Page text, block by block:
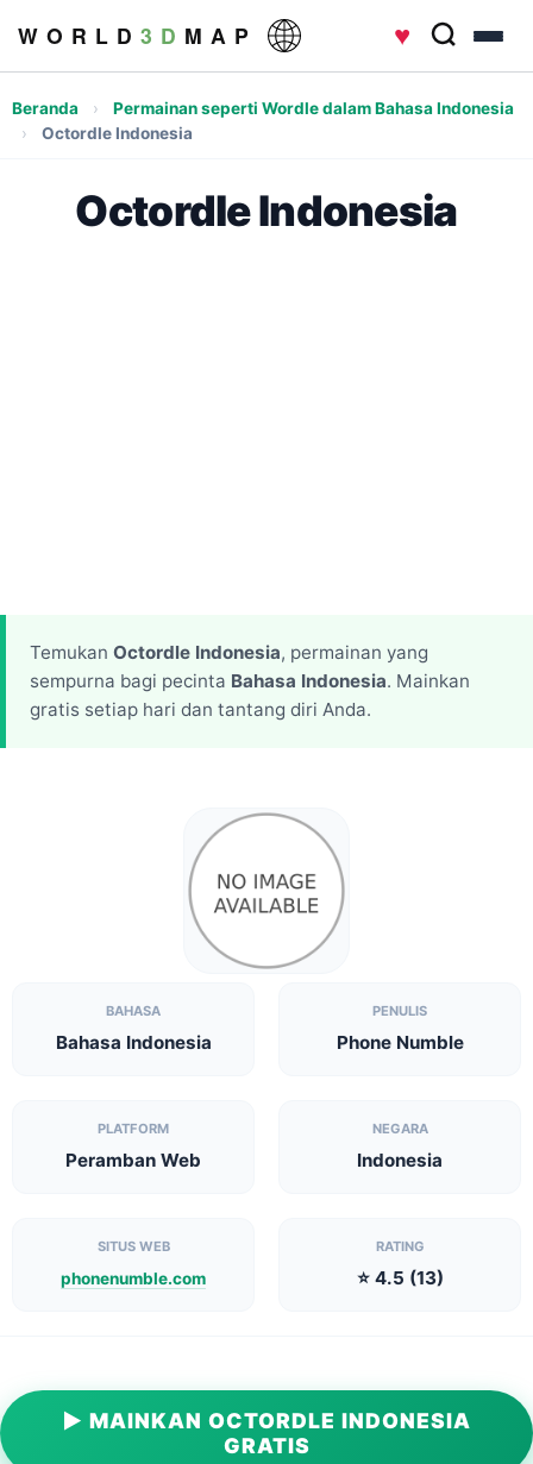
W O R L D 3 D M A P ♥
Beranda ›
Permainan seperti Wordle dalam Bahasa Indonesia
›
Octordle Indonesia
Octordle Indonesia
Temukan Octordle Indonesia, permainan yang
sempurna bagi pecinta Bahasa Indonesia. Mainkan
gratis setiap hari dan tantang diri Anda.
BAHASA
Bahasa Indonesia
PENULIS
Phone Numble
PLATFORM
Peramban Web
NEGARA
Indonesia
SITUS WEB
phonenumble.com
RATING
⭐ 4.5 (13)
▶ MAINKAN OCTORDLE INDONESIA
GRATIS